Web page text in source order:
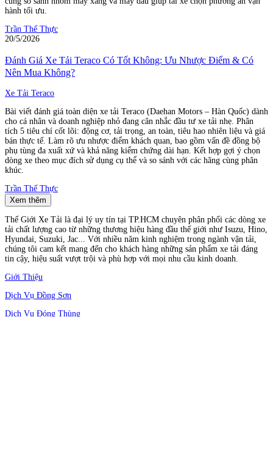
hành tối ưu.
Trần Thế Thực
20/5/2026
Đánh Giá Xe Tải Teraco Có Tốt Không: Ưu Nhược Điểm & Có
Nên Mua Không?
Xe Tải Teraco
Bài viết đánh giá toàn diện xe tải Teraco (Daehan Motors – Hàn Quốc) dành
cho cá nhân và doanh nghiệp nhỏ đang cân nhắc đầu tư xe tải nhẹ. Phân
tích 5 tiêu chí cốt lõi: động cơ, tải trọng, an toàn, tiêu hao nhiên liệu và giá
bán thực tế. Làm rõ ưu nhược điểm khách quan, bao gồm vấn đề đồng bộ
phụ tùng đa xuất xứ và khả năng kiểm chứng dài hạn. Kết hợp gợi ý chọn
dòng xe theo mục đích sử dụng cụ thể và so sánh với các hãng cùng phân
khúc.
Trần Thế Thực
Xem thêm
Thế Giới Xe Tải là đại lý uy tín tại TP.HCM chuyên phân phối các dòng xe
tải chất lượng cao từ những thương hiệu hàng đầu thế giới như Isuzu, Hino,
Hyundai, Suzuki, Jac... Với nhiều năm kinh nghiệm trong ngành vận tải,
chúng tôi cam kết mang đến cho khách hàng những sản phẩm xe tải đáng
tin cậy, hiệu suất vượt trội và phù hợp với mọi nhu cầu kinh doanh.
Giới Thiệu
Dịch Vụ Đồng Sơn
Dịch Vụ Đóng Thùng